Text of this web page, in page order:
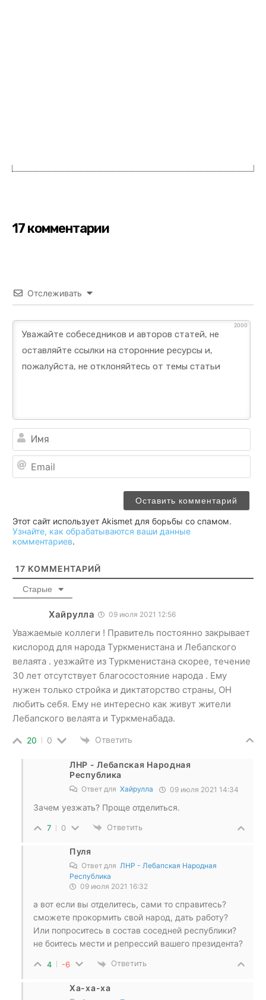
17 комментарии
Отслеживать
2000
Этот сайт использует Akismet для борьбы со спамом.
Узнайте, как обрабатываются ваши данные
комментариев.
17 КОММЕНТАРИЙ
Старые
Хайрулла 09 июля 2021 12:56
Уважаемые коллеги ! Правитель постоянно закрывает
кислород для народа Туркменистана и Лебапского
велаята . уезжайте из Туркменистана скорее, течение
30 лет отсутствует благосостояние народа . Ему
нужен только стройка и диктаторство страны, ОН
любить себя. Ему не интересно как живут жители
Лебапского велаята и Туркменабада.
20 0 Ответить
ЛНР - Лебапская Народная
Республика
Ответ для Хайрулла 09 июля 2021 14:34
Зачем уезжать? Проще отделиться.
7 0 Ответить
Пуля
Ответ для ЛНР - Лебапская Народная
Республика
09 июля 2021 16:32
а вот если вы отделитесь, сами то справитесь?
сможете прокормить свой народ, дать работу?
Или попроситесь в состав соседней республики?
не боитесь мести и репрессий вашего президента?
4 -6 Ответить
Ха-ха-ха